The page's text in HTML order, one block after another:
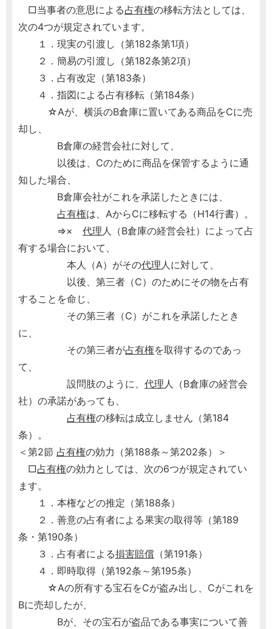
□当事者の意思による占有権の移転方法としては、
次の4つが規定されています。
１．現実の引渡し（第182条第1項）
２．簡易の引渡し（第182条第2項）
３．占有改定（第183条）
４．指図による占有移転（第184条）
☆Aが、横浜のB倉庫に置いてある商品をCに売
却し、
B倉庫の経営会社に対して、
以後は、Cのために商品を保管するように通
知した場合、
B倉庫会社がこれを承諾したときには、
占有権は、AからCに移転する（H14行書）。
⇒× 代理人（B倉庫の経営会社）によって占
有する場合において、
本人（A）がその代理人に対して、
以後、第三者（C）のためにその物を占有
することを命じ、
その第三者（C）がこれを承諾したとき
に、
その第三者が占有権を取得するのであっ
て、
設問肢のように、 代理人（B倉庫の経営会
社）の承諾があっても、
占有権の移転は成立しません（第184
条）。
＜第2節 占有権の効力（第188条～第202条）＞
□占有権の効力としては、次の6つが規定されてい
ます。
１．本権などの推定（第188条）
２．善意の占有者による果実の取得等（第189
条・第190条）
３．占有者による損害賠償 （第191条）
４．即時取得（第192条～第195条）
☆Aの所有する宝石をCが盗み出し、Cがこれを
Bに売却したが、
Bが、その宝石が盗品である事実について善